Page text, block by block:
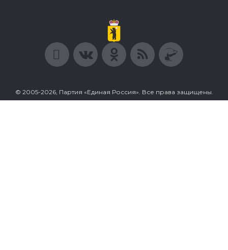
© 2005-2026, Партия «Единая Россия». Все права защищены.